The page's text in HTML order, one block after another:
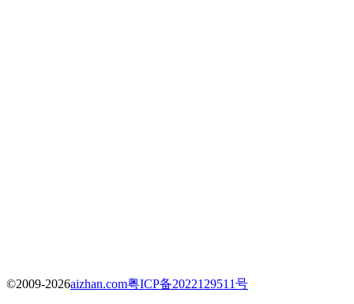
©2009-2026aizhan.com粤ICP备2022129511号